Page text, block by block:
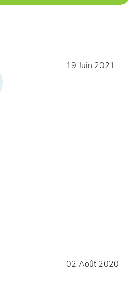
19 Juin 2021
02 Août 2020